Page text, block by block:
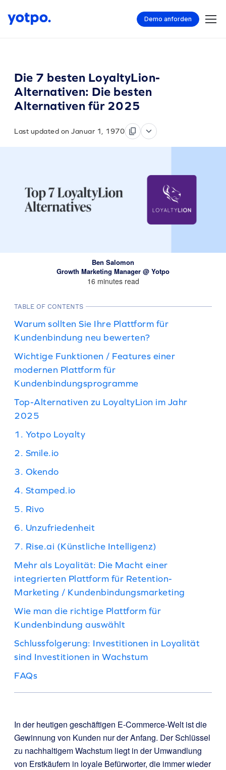
Demo anforden
Die 7 besten LoyaltyLion-
Alternativen: Die besten
Alternativen für 2025
Last updated on Januar 1, 1970
Ben Salomon
Growth Marketing Manager @ Yotpo
16 minutes read
TABLE OF CONTENTS
Warum sollten Sie Ihre Plattform für
Kundenbindung neu bewerten?
Wichtige Funktionen / Features einer
modernen Plattform für
Kundenbindungsprogramme
Top-Alternativen zu LoyaltyLion im Jahr
2025
1. Yotpo Loyalty
2. Smile.io
3. Okendo
4. Stamped.io
5. Rivo
6. Unzufriedenheit
7. Rise.ai (Künstliche Intelligenz)
Mehr als Loyalität: Die Macht einer
integrierten Plattform für Retention-
Marketing / Kundenbindungsmarketing
Wie man die richtige Plattform für
Kundenbindung auswählt
Schlussfolgerung: Investitionen in Loyalität
sind Investitionen in Wachstum
FAQs
In der heutigen geschäftigen E-Commerce-Welt ist die
Gewinnung von Kunden nur der Anfang. Der Schlüssel
zu nachhaltigem Wachstum liegt in der Umwandlung
von Erstkäufern in loyale Befürworter, die immer wieder